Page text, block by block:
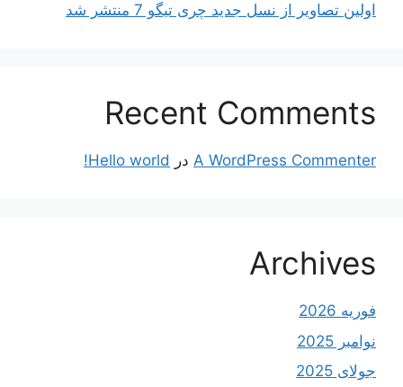
اولین تصاویر از نسل جدید چری تیگو 7 منتشر شد
Recent Comments
A WordPress Commenter در Hello world!
Archives
فوریه 2026
نوامبر 2025
جولای 2025